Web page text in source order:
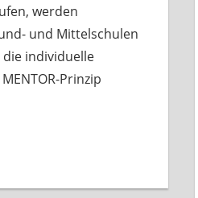
werden
und Mittelschulen
individuelle
Prinzip